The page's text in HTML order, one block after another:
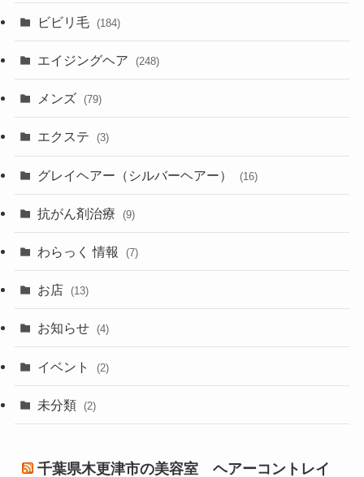
ビビリ毛 (184)
エイジングヘア (248)
メンズ (79)
エクステ (3)
グレイヘアー（シルバーヘアー） (16)
抗がん剤治療 (9)
わらっく 情報 (7)
お店 (13)
お知らせ (4)
イベント (2)
未分類 (2)
千葉県木更津市の美容室 ヘアーコントレイ